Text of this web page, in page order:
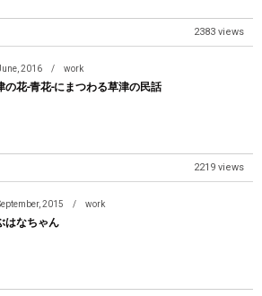
2383 views
2016 work
の花-青花-にまつわる草津の民話
2219 views
, 2015 work
はなちゃん